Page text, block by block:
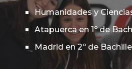
Humanidades y
Atapuerca en 1º de
Madrid en 2º de